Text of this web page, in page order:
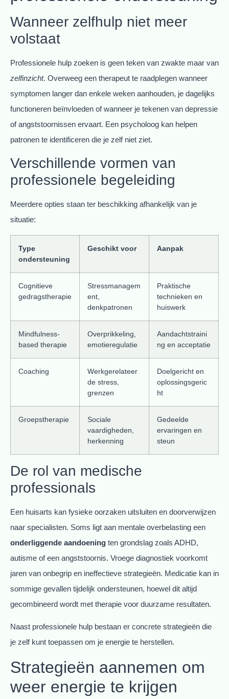
Wanneer zelfhulp niet meer
volstaat
Professionele hulp zoeken is geen teken van zwakte maar van
zelfinzicht. Overweeg een therapeut te raadplegen wanneer
symptomen langer dan enkele weken aanhouden, je dagelijks
functioneren beïnvloeden of wanneer je tekenen van depressie
of angststoornissen ervaart. Een psycholoog kan helpen
patronen te identificeren die je zelf niet ziet.
Verschillende vormen van
professionele begeleiding
Meerdere opties staan ter beschikking afhankelijk van je
situatie:
Type
ondersteuning
Geschikt voor Aanpak
Cognitieve
gedragstherapie
Stressmanagem
ent,
denkpatronen
Praktische
technieken en
huiswerk
Mindfulness-
based therapie
Overprikkeling,
emotieregulatie
Aandachtstraini
ng en acceptatie
Coaching
Werkgerelateer
de stress,
grenzen
Doelgericht en
oplossingsgeric
ht
Groepstherapie
Sociale
vaardigheden,
herkenning
Gedeelde
ervaringen en
steun
De rol van medische
professionals
Een huisarts kan fysieke oorzaken uitsluiten en doorverwijzen
naar specialisten. Soms ligt aan mentale overbelasting een
onderliggende aandoening ten grondslag zoals ADHD,
autisme of een angststoornis. Vroege diagnostiek voorkomt
jaren van onbegrip en ineffectieve strategieën. Medicatie kan in
sommige gevallen tijdelijk ondersteunen, hoewel dit altijd
gecombineerd wordt met therapie voor duurzame resultaten.
Naast professionele hulp bestaan er concrete strategieën die
je zelf kunt toepassen om je energie te herstellen.
Strategieën aannemen om
weer energie te krijgen